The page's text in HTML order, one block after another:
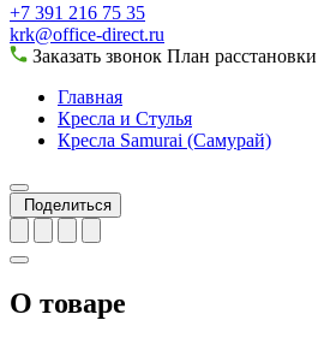
+7 391 216 75 35
krk@office-direct.ru
Заказать звонок План расстановки
Главная
Кресла и Стулья
Кресла Samurai (Самурай)
Поделиться
О товаре